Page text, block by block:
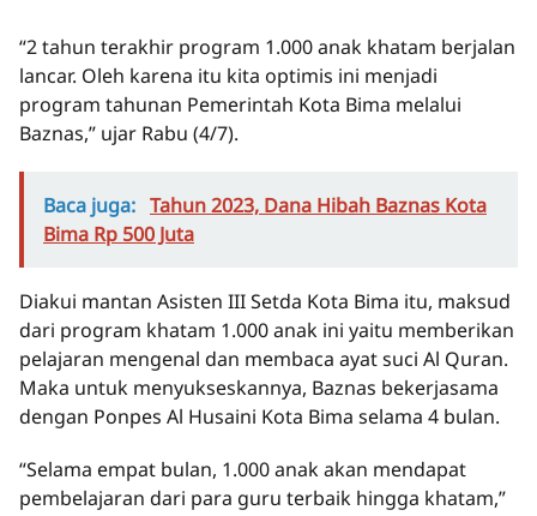
“2 tahun terakhir program 1.000 anak khatam berjalan
lancar. Oleh karena itu kita optimis ini menjadi
program tahunan Pemerintah Kota Bima melalui
Baznas,” ujar Rabu (4/7).
Baca juga: Tahun 2023, Dana Hibah Baznas Kota
Bima Rp 500 Juta
Diakui mantan Asisten III Setda Kota Bima itu, maksud
dari program khatam 1.000 anak ini yaitu memberikan
pelajaran mengenal dan membaca ayat suci Al Quran.
Maka untuk menyukseskannya, Baznas bekerjasama
dengan Ponpes Al Husaini Kota Bima selama 4 bulan.
“Selama empat bulan, 1.000 anak akan mendapat
pembelajaran dari para guru terbaik hingga khatam,”